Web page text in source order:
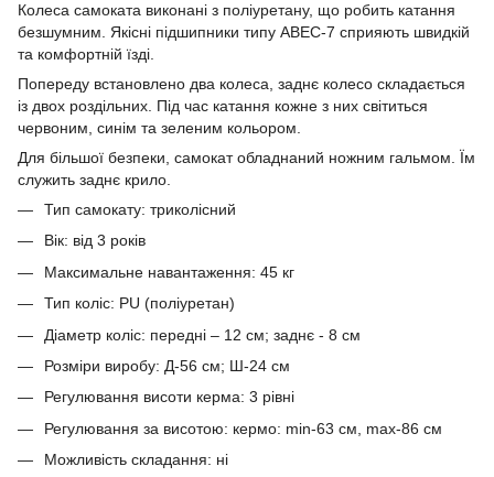
Колеса самоката виконані з поліуретану, що робить катання
безшумним. Якісні підшипники типу ABEC-7 сприяють швидкій
та комфортній їзді.
Попереду встановлено два колеса, заднє колесо складається
із двох роздільних. Під час катання кожне з них світиться
червоним, синім та зеленим кольором.
Для більшої безпеки, самокат обладнаний ножним гальмом. Їм
служить заднє крило.
Тип самокату: триколісний
Вік: від 3 років
Максимальне навантаження: 45 кг
Тип коліс: PU (поліуретан)
Діаметр коліс: передні – 12 см; заднє - 8 см
Розміри виробу: Д-56 см; Ш-24 см
Регулювання висоти керма: 3 рівні
Регулювання за висотою: кермо: min-63 см, max-86 см
Можливість складання: ні